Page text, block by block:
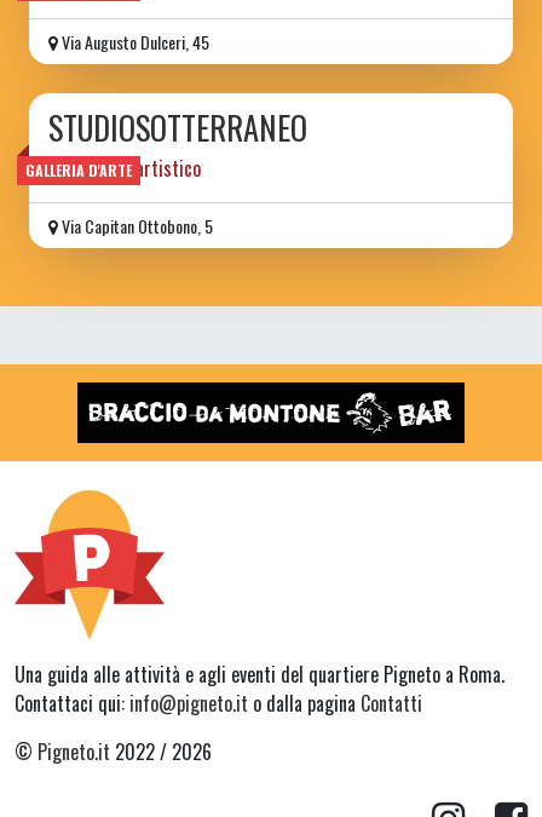
Via Augusto Dulceri, 45
GALLERIA D'ARTE
STUDIOSOTTERRANEO
laboratorio artistico
Via Capitan Ottobono, 5
Una guida alle attività e agli eventi del quartiere Pigneto a Roma.
Contattaci qui: info@pigneto.it o dalla pagina Contatti
© Pigneto.it 2022 / 2026